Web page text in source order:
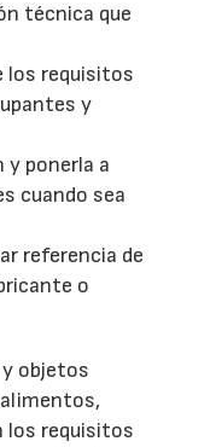
técnica que
los requisitos
y
y ponerla a
cuando sea
referencia de
o
objetos
los requisitos